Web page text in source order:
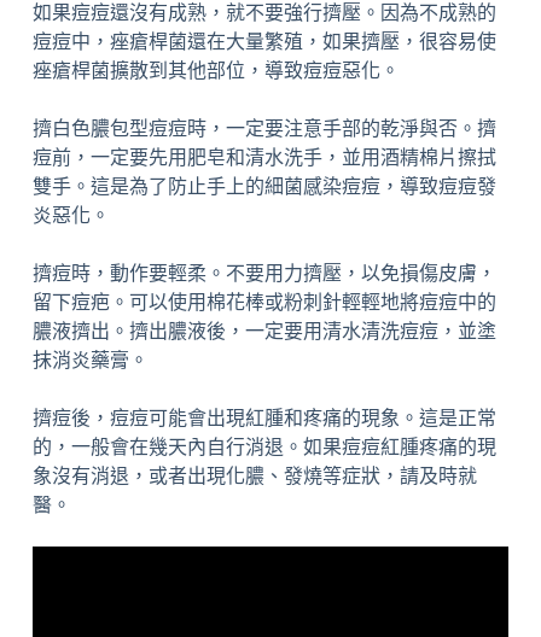
如果痘痘還沒有成熟，就不要強行擠壓。因為不成熟的
痘痘中，痤瘡桿菌還在大量繁殖，如果擠壓，很容易使
痤瘡桿菌擴散到其他部位，導致痘痘惡化。
擠白色膿包型痘痘時，一定要注意手部的乾淨與否。擠
痘前，一定要先用肥皂和清水洗手，並用酒精棉片擦拭
雙手。這是為了防止手上的細菌感染痘痘，導致痘痘發
炎惡化。
擠痘時，動作要輕柔。不要用力擠壓，以免損傷皮膚，
留下痘疤。可以使用棉花棒或粉刺針輕輕地將痘痘中的
膿液擠出。擠出膿液後，一定要用清水清洗痘痘，並塗
抹消炎藥膏。
擠痘後，痘痘可能會出現紅腫和疼痛的現象。這是正常
的，一般會在幾天內自行消退。如果痘痘紅腫疼痛的現
象沒有消退，或者出現化膿、發燒等症狀，請及時就
醫。